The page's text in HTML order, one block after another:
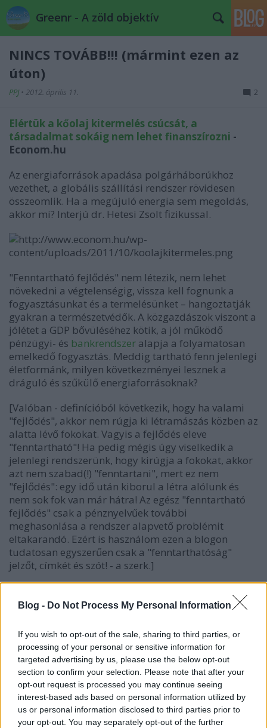
Blog - Do Not Process My Personal Information
If you wish to opt-out of the sale, sharing to third parties, or
processing of your personal or sensitive information for
targeted advertising by us, please use the below opt-out
section to confirm your selection. Please note that after your
opt-out request is processed you may continue seeing
interest-based ads based on personal information utilized by
us or personal information disclosed to third parties prior to
your opt-out. You may separately opt-out of the further
Greenr - A zöld objektív
NINCS TOVÁBB!!! (mármint ezen az
úton)
PPJ • 2012. április 11. 2
Elértük a kőolaj kitermelés csúcsát, a
társadalmat sokáig nem lehet finanszírozni -
Econom.hu
Az energiaforrások apadása polgárháborúkhoz
vezethet, a globális szállítási rendszer rövidesen
összeomlik. Ha a megújuló energia sem megoldás,
akkor mi? Interjú dr. Hetesi Zsolt fizikussal.
"Fenntartható fejlődés" nem létezik, nem lehet
növekedni a végtelenségig, vissza kell fognunk a
fogyasztásunkat és a termelésünket – hangoztatják
gyakran a természetvédők. A közgazdászok viszont a
jólétet a GDP bővüléséhez kötik, a jól működő
pénzügyi- és bankrendszer alapja a folyamatosan
emelkedő fogyasztás. Meddig tartható fenn jelenlegi
életformánk, milyen következményei lesznek a
dráguló és szűkülő energiaforrásoknak?
[Valóban - definícióból következik, hogy ha valami
"fejlődés", akkor nem rúgja ki létramászás közben az
alatta lévő fokokat. Vagyis a fejlődés eleve
"fenntartható"! Ha pedig mégis úgy viselkedik a
jelenlegi rendszerünk, hogy kirúgja a fokokat, akkor
azt nem szabad(!) "fenntartani", mert ez nem
"fejlődés": egy idő után kiborul a létra alólunk és
nem sok fok van már hátra! Az egész "fenntartható
fejlődés" csak a pénznyelvűek további
meghasonlása a rendszer alapvető problémit
eltakarandó. Ezért is használom ezen a blogon
tudatosan egyszerűen csak a "fenntarthatóság"
jelzőt, címkét és szót! - a szerk.]
alátámasztja a friss animációs videó alkotás, mely
összefoglalva beszél a társadalmi, pénzügyi,
természeti és fenntarthatósági problémákról. Egy
igazi humánökológiai csemege! Végkövetkeztetés?
Majd meglátjátok! (Már aki tud angolul - és kérem,
hogy aki tud, az segítsen be a fordításban !!! Mivel az
alábbi videó feliratát21 nyelvre lefordították már
kivéve a magyart...)